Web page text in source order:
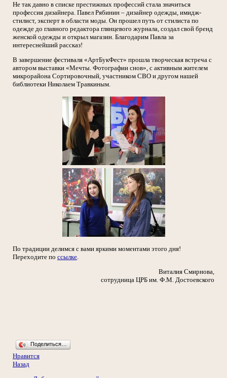
Не так давно в списке престижных профессий стала значиться
профессия дизайнера. Павел Рябинин – дизайнер одежды, имидж-
стилист, эксперт в области моды. Он прошел путь от стилиста по
одежде до главного редактора глянцевого журнала, создал свой бренд
женской одежды и открыл магазин. Благодарим Павла за
интереснейший рассказ!
В завершение фестиваля «АртБукФест» прошла творческая встреча с
автором выставки «Мечты. Фотографии снов», с активным жителем
микрорайона Сортировочный, участником СВО и другом нашей
библиотеки Николаем Травкиным.
По традиции делимся с вами яркими моментами этого дня!
Переходите по ссылке.
Виталия Смирнова,
сотрудница ЦРБ им. Ф.М. Достоевского
Поделиться…
Нравится
Назад